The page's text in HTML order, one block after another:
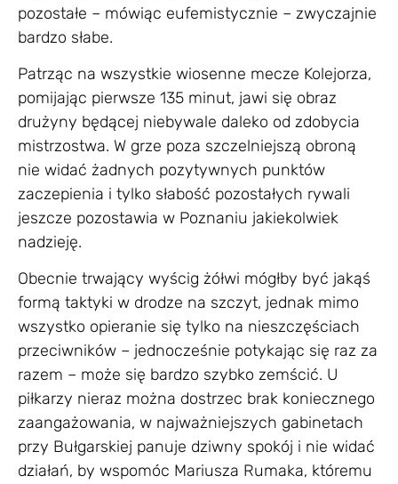
pozostałe – mówiąc eufemistycznie – zwyczajnie
bardzo słabe.
Patrząc na wszystkie wiosenne mecze Kolejorza,
pomijając pierwsze 135 minut, jawi się obraz
drużyny będącej niebywale daleko od zdobycia
mistrzostwa. W grze poza szczelniejszą obroną
nie widać żadnych pozytywnych punktów
zaczepienia i tylko słabość pozostałych rywali
jeszcze pozostawia w Poznaniu jakiekolwiek
nadzieję.
Obecnie trwający wyścig żółwi mógłby być jakąś
formą taktyki w drodze na szczyt, jednak mimo
wszystko opieranie się tylko na nieszczęściach
przeciwników – jednocześnie potykając się raz za
razem – może się bardzo szybko zemścić. U
piłkarzy nieraz można dostrzec brak koniecznego
zaangażowania, w najważniejszych gabinetach
przy Bułgarskiej panuje dziwny spokój i nie widać
działań, by wspomóc Mariusza Rumaka, któremu